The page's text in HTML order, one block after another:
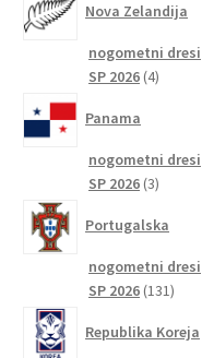
Nova Zelandija
nogometni dresi
SP 2026 44
Panama
nogometni dresi
SP 2026 33
Portugalska
nogometni dresi
SP 2026 131131
Republika Koreja